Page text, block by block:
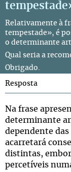
Relativamente à
tempestade», é
o determinante
Qual seria a
Obrigado.
Resposta
Na frase
determinante
dependente
acarretará
distintas,
percetíveis